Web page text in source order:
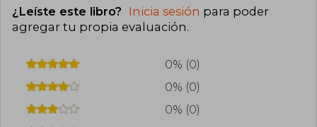
¿Leíste este libro? Inicia sesión para poder
agregar tu propia evaluación.
0% (0)
0% (0)
0% (0)